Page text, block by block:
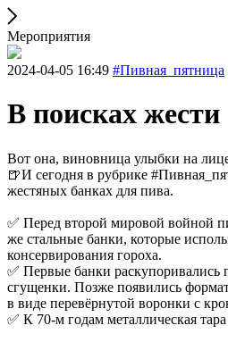
Мероприятия
2024-04-05 16:49 #Пивная_пятница
В поисках жести
Вот она, виновница улыбки на
🍺И сегодня в рубрике
жестяных банках для пива.
✅ Перед второй мировой войной
же стальные банки, которые
консервирования гороха.
✅ Первые банки раскупоривались
сгущенки. Позже появились
в виде перевёрнутой воронки с
✅ К 70-м годам металлическая